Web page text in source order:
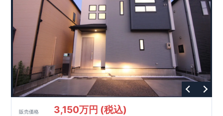
販売価格 3,150万円 (税込)